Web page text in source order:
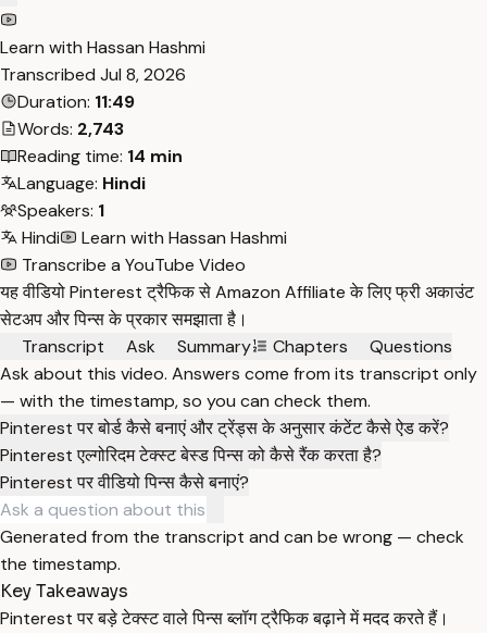
Learn with Hassan Hashmi
Transcribed Jul 8, 2026
Duration: 11:49
Words: 2,743
Reading time: 14 min
Language: Hindi
Speakers: 1
Hindi
Learn with Hassan Hashmi
Transcribe a YouTube Video
यह वीडियो Pinterest ट्रैफिक से Amazon Affiliate के लिए फ्री अकाउंट
सेटअप और पिन्स के प्रकार समझाता है।
Transcript
Ask Summary Chapters
Questions
Ask about this video. Answers come from its transcript only
— with the timestamp, so you can check them.
Pinterest पर बोर्ड कैसे बनाएं और ट्रेंड्स के अनुसार कंटेंट कैसे ऐड करें?
Pinterest एल्गोरिदम टेक्स्ट बेस्ड पिन्स को कैसे रैंक करता है?
Pinterest पर वीडियो पिन्स कैसे बनाएं?
Generated from the transcript and can be wrong — check
the timestamp.
Key Takeaways
Pinterest पर बड़े टेक्स्ट वाले पिन्स ब्लॉग ट्रैफिक बढ़ाने में मदद करते हैं।